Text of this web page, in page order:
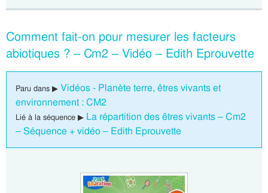
Comment fait-on pour mesurer les facteurs
abiotiques ? – Cm2 – Vidéo – Edith Eprouvette
Paru dans ▶ Vidéos - Planète terre, êtres vivants et
environnement : CM2
Lié à la séquence ▶ La répartition des êtres vivants – Cm2
– Séquence + vidéo – Edith Eprouvette